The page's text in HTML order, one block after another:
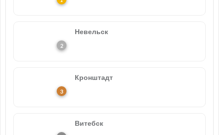
Невельск
Кронштадт
Витебск